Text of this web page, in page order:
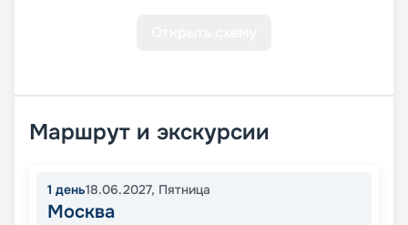
Маршрут и экскурсии
1 день18.06.2027, Пятница
Москва